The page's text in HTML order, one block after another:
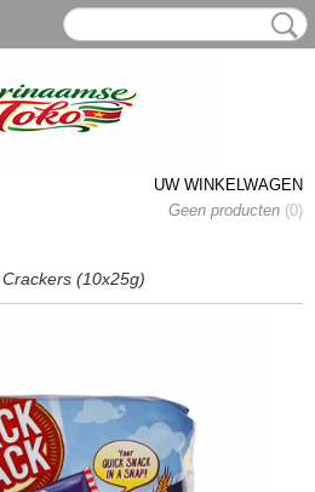
UW WINKELWAGEN
Geen producten (0)
(10x25g)